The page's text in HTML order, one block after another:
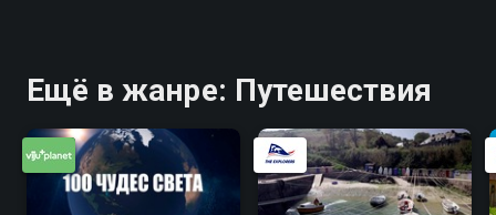
Ещё в жанре: Путешествия